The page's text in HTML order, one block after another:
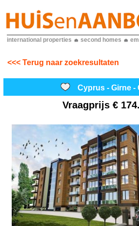
international properties second homes
<<< Terug naar zoekresultaten
Cyprus - Girne -
Vraagprijs €